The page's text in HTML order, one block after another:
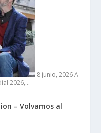
8 junio, 2026 A
2026,…
– Volvamos al